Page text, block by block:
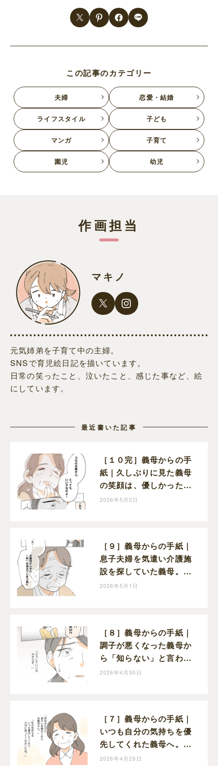
この記事のカテゴリー
夫婦 恋愛・結婚
ライフスタイル 子ども
マンガ 子育て
園児 幼児
作画担当
マキノ
元気姉弟を子育て中の主婦。
SNSで育児絵日記を描いています。
日常の笑ったこと、泣いたこと、感じた事など、絵
にしています。
最近書いた記事
［１０完］義母からの手
紙｜久しぶりに見た義母
の笑顔は、優しかった頃
と変わらぬ笑顔だった
2026年5月2日
［９］義母からの手紙｜
息子夫婦を気遣い介護施
設を探していた義母。も
っと早く感謝を伝えたか
2026年5月1日
［８］義母からの手紙｜
調子が悪くなった義母か
ら「知らない」と言われ
てショックを受ける嫁
2026年4月30日
［７］義母からの手紙｜
いつも自分の気持ちを優
先してくれた義母へ。嫁
から今までの感謝の気持
2026年4月29日